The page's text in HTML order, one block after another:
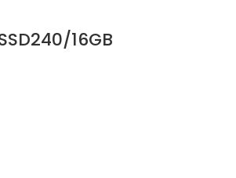
16GB